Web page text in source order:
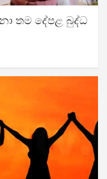
තම දේපළ බුද්ධ